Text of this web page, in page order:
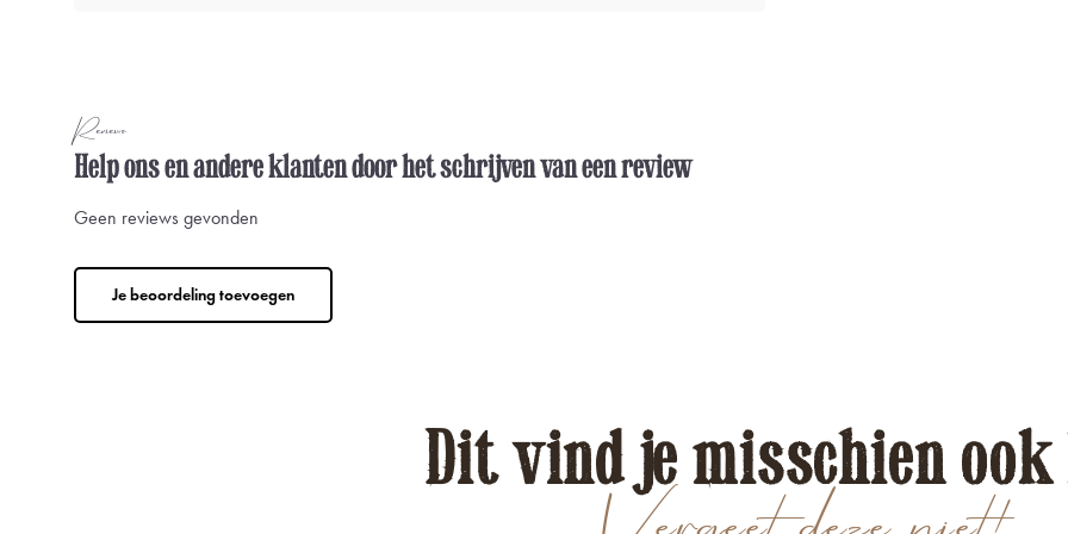
Reviews
Help ons en andere klanten door het schrijven van een review
Geen reviews gevonden
Je beoordeling toevoegen
Dit vind je misschien